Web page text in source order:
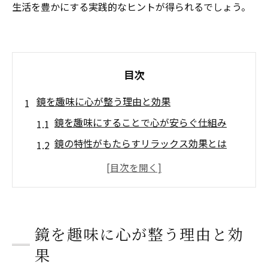
生活を豊かにする実践的なヒントが得られるでしょう。
目次
鏡を趣味に心が整う理由と効果
鏡を趣味にすることで心が安らぐ仕組み
鏡の特性がもたらすリラックス効果とは
発達障害や自閉症と鏡趣味の関係を考える
鏡が好きな人に共通する心理的特徴とは
ト
日常で楽しむ鏡の浄化力とは
鏡を趣味に心が整う理由と効
果